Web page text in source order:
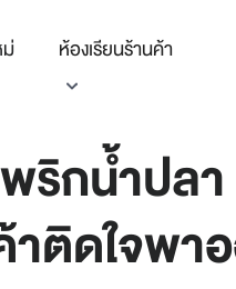
ห้องเรียนร้านค้า
ริกน้ำปล
ติดใจพา